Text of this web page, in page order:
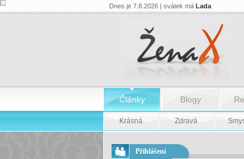
Dnes je 7.8.2026 | svátek má Lada
Články Blogy
Krásná Zdravá
Přihlášení